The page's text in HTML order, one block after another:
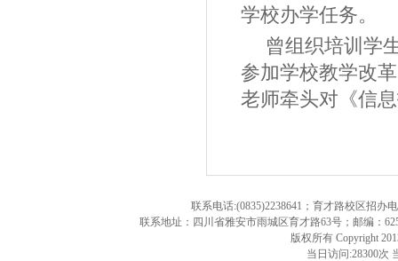
学校办学任务。
曾组织培训学
参加学校教学改
老师牵头对《信
联系电话:(0835)2238641；育才路校区招办
联系地址：四川省雅安市雨城区育才路63号；邮编：
版权所有 Copyright
当日访问:28300次